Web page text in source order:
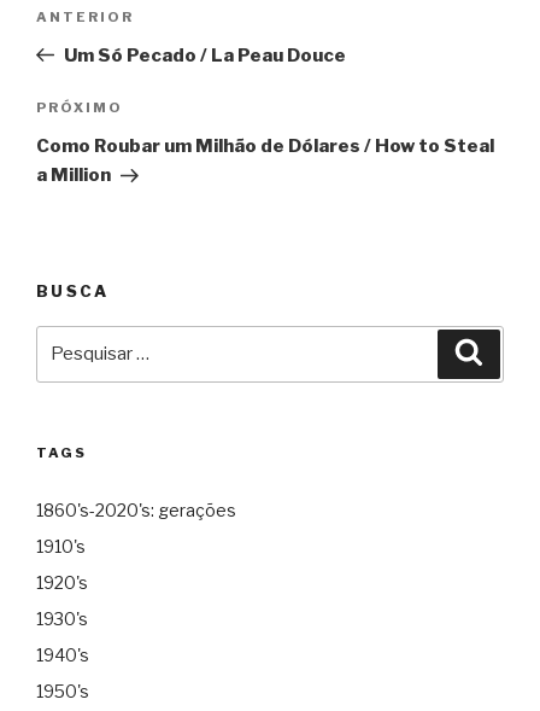
Post
Anterior
ANTERIOR
Um Só Pecado / La Peau Douce
Próximo
PRÓXIMO
Como Roubar um Milhão de Dólares / How to Steal
a Million
BUSCA
TAGS
1860's-2020's: gerações
1910's
1920's
1930's
1940's
1950's